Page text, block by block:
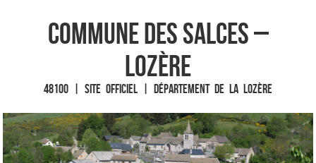
Commune des Salces –
Lozère
48100 | Site officiel | Département de la Lozère